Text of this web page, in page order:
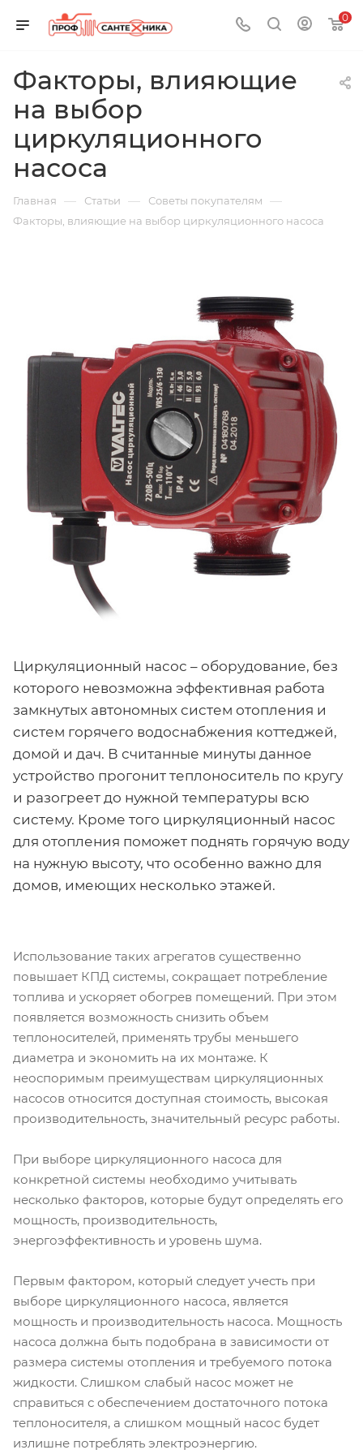
0
Факторы, влияющие
на выбор
циркуляционного
насоса
Главная — Статьи — Советы покупателям —
Факторы, влияющие на выбор циркуляционного насоса
Циркуляционный насос – оборудование, без
которого невозможна эффективная работа
замкнутых автономных систем отопления и
систем горячего водоснабжения коттеджей,
домой и дач. В считанные минуты данное
устройство прогонит теплоноситель по кругу
и разогреет до нужной температуры всю
систему. Кроме того циркуляционный насос
для отопления поможет поднять горячую воду
на нужную высоту, что особенно важно для
домов, имеющих несколько этажей.
Использование таких агрегатов существенно
повышает КПД системы, сокращает потребление
топлива и ускоряет обогрев помещений. При этом
появляется возможность снизить объем
теплоносителей, применять трубы меньшего
диаметра и экономить на их монтаже. К
неоспоримым преимуществам циркуляционных
насосов относится доступная стоимость, высокая
производительность, значительный ресурс работы.
При выборе циркуляционного насоса для
конкретной системы необходимо учитывать
несколько факторов, которые будут определять его
мощность, производительность,
энергоэффективность и уровень шума.
Первым фактором, который следует учесть при
выборе циркуляционного насоса, является
мощность и производительность насоса. Мощность
насоса должна быть подобрана в зависимости от
размера системы отопления и требуемого потока
жидкости. Слишком слабый насос может не
справиться с обеспечением достаточного потока
теплоносителя, а слишком мощный насос будет
излишне потреблять электроэнергию.